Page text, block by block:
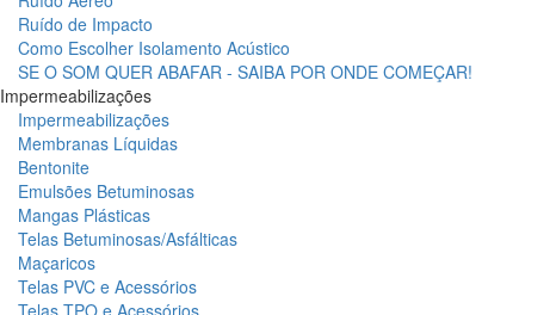
Ruído de Impacto
Como Escolher Isolamento Acústico
SE O SOM QUER ABAFAR - SAIBA POR ONDE COMEÇAR!
Impermeabilizações
Impermeabilizações
Membranas Líquidas
Bentonite
Emulsões Betuminosas
Mangas Plásticas
Telas Betuminosas/Asfálticas
Maçaricos
Telas PVC e Acessórios
Telas TPO e Acessórios